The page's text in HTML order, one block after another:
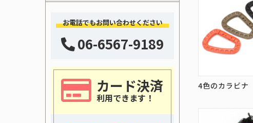
4色のカラビナ
お電話でもお問い合わせください
06-6567-9189
カード決済
利用できます！